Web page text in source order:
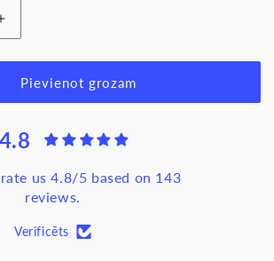
Palielināt
daudzumu
produktam
Rāmis
stikla
vietīgs,
A
VIVA
Pievienot grozam
4.8
us 4.8/5 based on 143
reviews.
Verificēts